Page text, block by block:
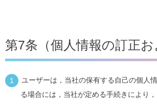
第7条（個人情報の訂正お
ユーザーは，当社の保有する自己の個人
る場合には，当社が定める手続きにより